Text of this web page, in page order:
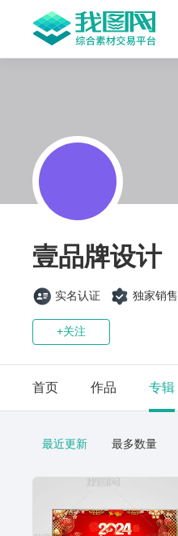
壹品牌设计
实名认证 独家销售
+关注
首页 作品 专辑
最近更新 最多数量